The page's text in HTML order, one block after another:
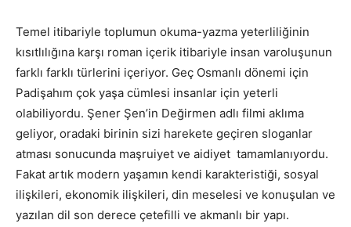
Temel itibariyle toplumun okuma-yazma yeterliliğinin
kısıtlılığına karşı roman içerik itibariyle insan varoluşunun
farklı farklı türlerini içeriyor. Geç Osmanlı dönemi için
Padişahım çok yaşa cümlesi insanlar için yeterli
olabiliyordu. Şener Şen’in Değirmen adlı filmi aklıma
geliyor, oradaki birinin sizi harekete geçiren sloganlar
atması sonucunda maşruiyet ve aidiyet tamamlanıyordu.
Fakat artık modern yaşamın kendi karakteristiği, sosyal
ilişkileri, ekonomik ilişkileri, din meselesi ve konuşulan ve
yazılan dil son derece çetefilli ve akmanlı bir yapı.